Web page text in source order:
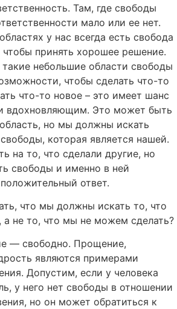
Там, где свободы
мало или ее нет.
у нас всегда есть свобода
чтобы принять хорошее решение.
небольшие области свободы
чтобы сделать что-то
что-то новое – это имеет шанс
вдохновляющим. Это может быть
но мы должны искать
которая является нашей.
на то, что сделали другие, но
свободы и именно в ней
ответ.
что мы должны искать то, что
не то, что мы не можем сделать?
— свободно. Прощение,
являются примерами
Допустим, если у человека
у него нет свободы в отношении
но он может обратиться к